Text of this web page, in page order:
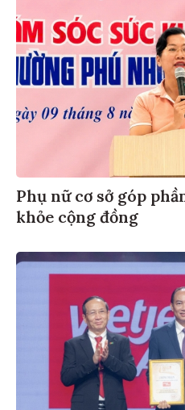
Phụ nữ cơ sở góp
khỏe cộng đồng